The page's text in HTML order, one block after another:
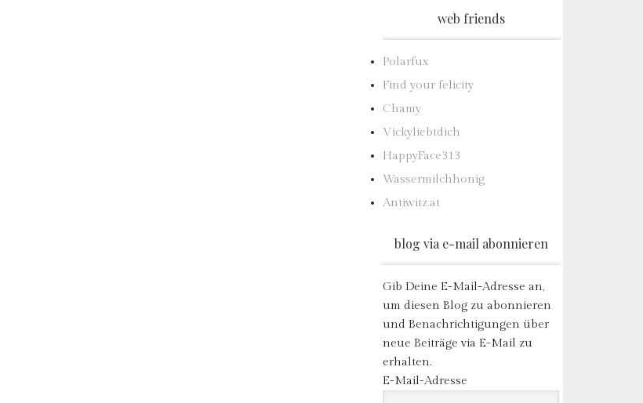
web friends
Polarfux
Find your felicity
Chamy
Vickyliebtdich
HappyFace313
Wassermilchhonig
Antiwitz.at
blog via e-mail abonnieren
Gib Deine E-Mail-Adresse an,
um diesen Blog zu abonnieren
und Benachrichtigungen über
neue Beiträge via E-Mail zu
erhalten.
E-Mail-Adresse